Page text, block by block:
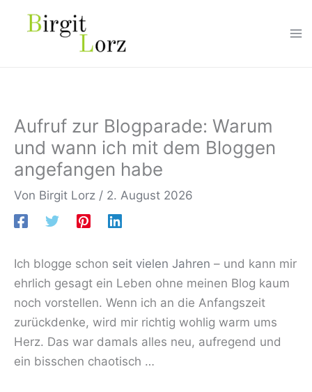
Inhalt
Aufruf zur Blogparade: Warum
und wann ich mit dem Bloggen
angefangen habe
Von Birgit Lorz / 2. August 2026
Ich blogge schon seit vielen Jahren – und kann mir
ehrlich gesagt ein Leben ohne meinen Blog kaum
noch vorstellen. Wenn ich an die Anfangszeit
zurückdenke, wird mir richtig wohlig warm ums
Herz. Das war damals alles neu, aufregend und
ein bisschen chaotisch …